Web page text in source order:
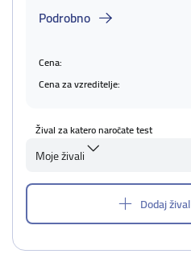
Podrobno
Cena:
Cena za vzreditelje:
Žival za katero naročate test
Moje živali
Dodaj žival